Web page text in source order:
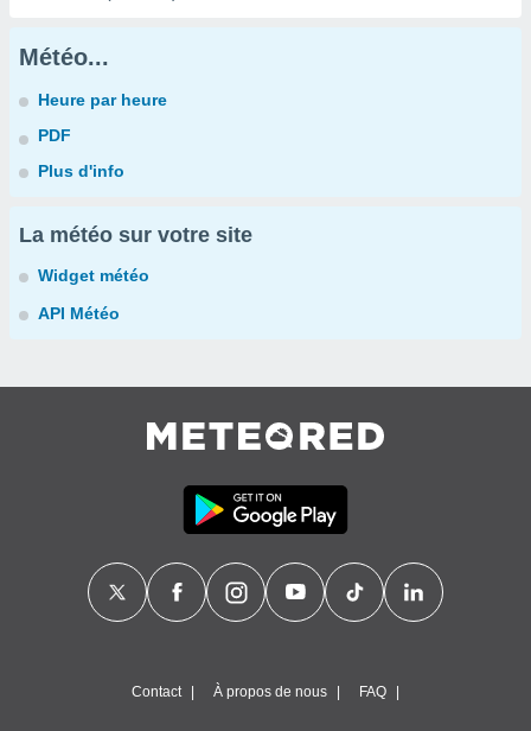
Météo...
Heure par heure
PDF
Plus d'info
La météo sur votre site
Widget météo
API Météo
Contact À propos de nous FAQ